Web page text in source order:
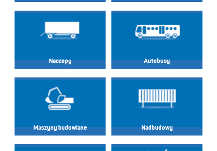
Naczepy Autobusy
Maszyny budowlane Nadbudowy